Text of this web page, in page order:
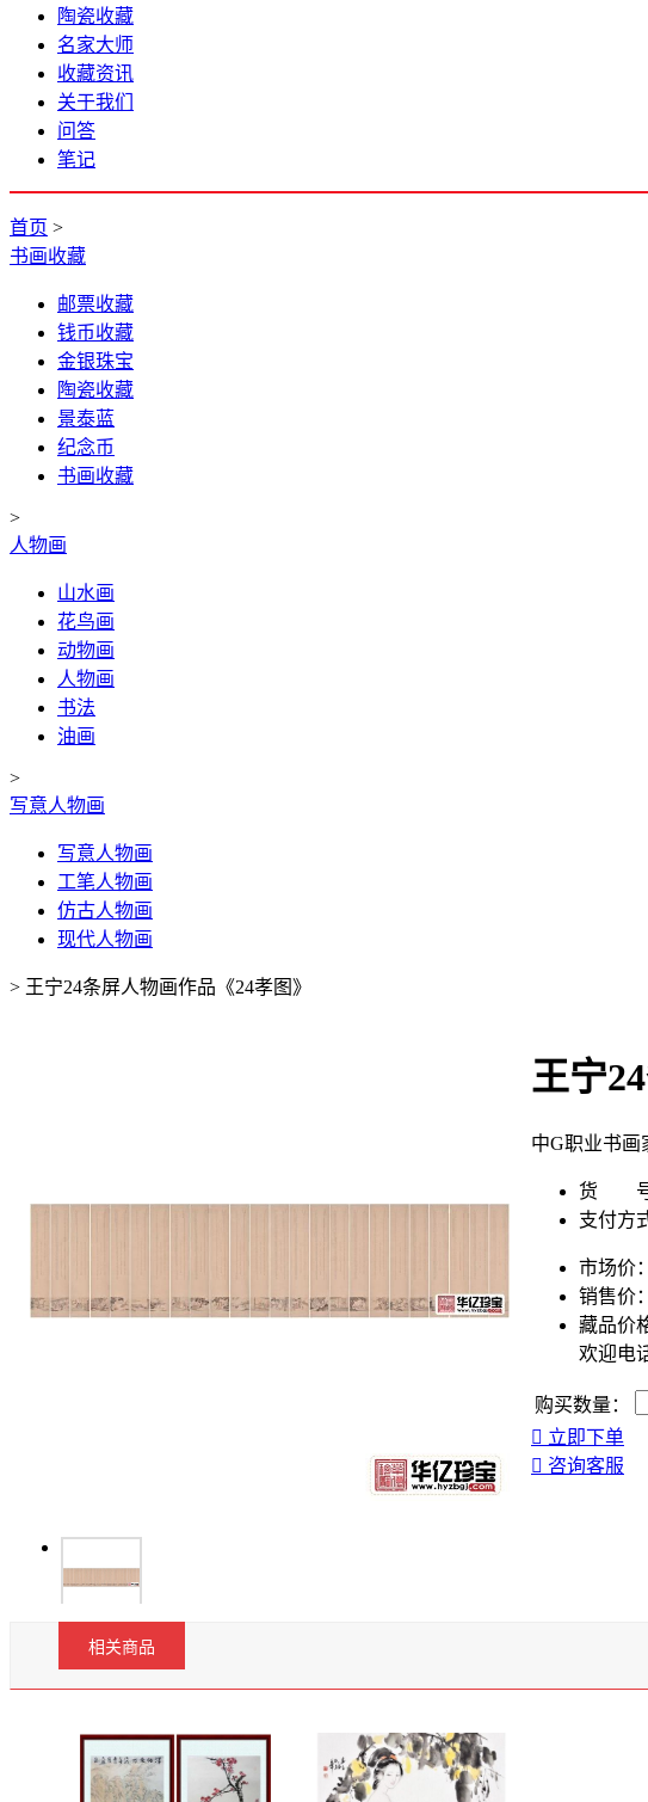
陶瓷收藏
名家大师
收藏资讯
关于我们
问答
笔记
首页 >
书画收藏
邮票收藏
钱币收藏
金银珠宝
陶瓷收藏
景泰蓝
纪念币
书画收藏
>
人物画
山水画
花鸟画
动物画
人物画
书法
油画
>
写意人物画
写意人物画
工笔人物画
仿古人物画
现代人物画
> 王宁24条屏人物画作品《24孝图》
王宁
中G职业书画
货 号
支付方
市场价：
销售价：
藏品价
欢迎电
购买数量：
立即下单
咨询客服
相关商品